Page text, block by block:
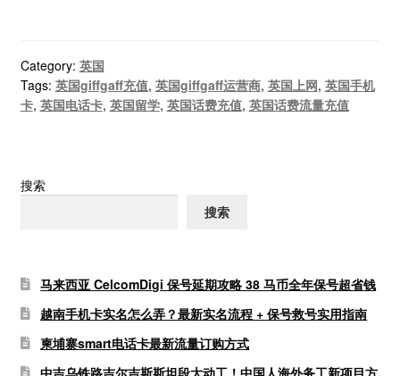
Category: 英国
Tags: 英国giffgaff充值, 英国giffgaff运营商, 英国上网, 英国手机
卡, 英国电话卡, 英国留学, 英国话费充值, 英国话费流量充值
搜索
搜索
马来西亚 CelcomDigi 保号延期攻略 38 马币全年保号超省钱
越南手机卡实名怎么弄？最新实名流程 + 保号救号实用指南
柬埔寨smart电话卡最新流量订购方式
中吉乌铁路吉尔吉斯斯坦段大动工！中国人海外务工新项目方